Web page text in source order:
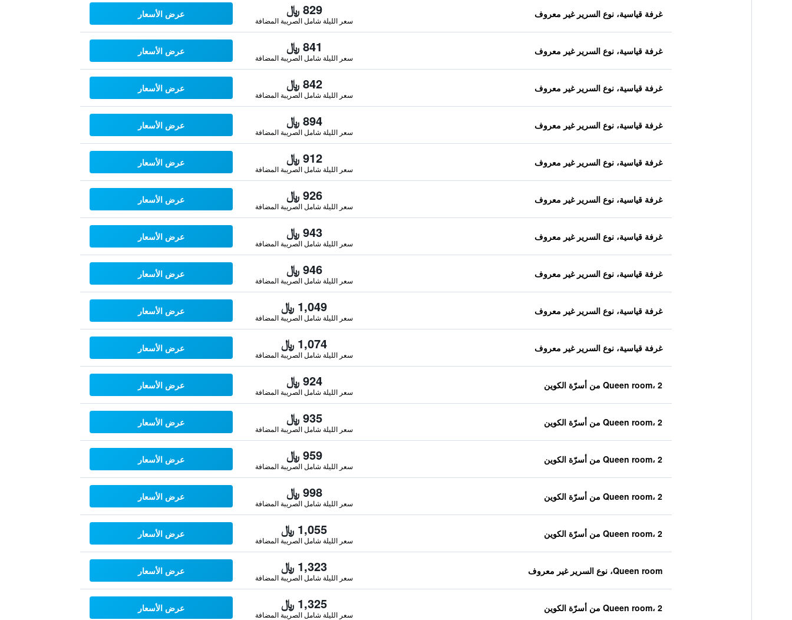
غرفة قياسية، نوع السرير غير معروف 829 ﷼
سعر الليلة شامل الصريبة المضافة
عرض الأسعار
غرفة قياسية، نوع السرير غير معروف 841 ﷼
سعر الليلة شامل الصريبة المضافة
عرض الأسعار
غرفة قياسية، نوع السرير غير معروف 842 ﷼
سعر الليلة شامل الصريبة المضافة
عرض الأسعار
غرفة قياسية، نوع السرير غير معروف 894 ﷼
سعر الليلة شامل الصريبة المضافة
عرض الأسعار
غرفة قياسية، نوع السرير غير معروف 912 ﷼
سعر الليلة شامل الصريبة المضافة
عرض الأسعار
غرفة قياسية، نوع السرير غير معروف 926 ﷼
سعر الليلة شامل الصريبة المضافة
عرض الأسعار
غرفة قياسية، نوع السرير غير معروف 943 ﷼
سعر الليلة شامل الصريبة المضافة
عرض الأسعار
غرفة قياسية، نوع السرير غير معروف 946 ﷼
سعر الليلة شامل الصريبة المضافة
عرض الأسعار
غرفة قياسية، نوع السرير غير معروف 1,049 ﷼
سعر الليلة شامل الصريبة المضافة
عرض الأسعار
غرفة قياسية، نوع السرير غير معروف 1,074 ﷼
سعر الليلة شامل الصريبة المضافة
عرض الأسعار
Queen room، 2 من أسرّة الكوين 924 ﷼
سعر الليلة شامل الصريبة المضافة
عرض الأسعار
Queen room، 2 من أسرّة الكوين 935 ﷼
سعر الليلة شامل الصريبة المضافة
عرض الأسعار
Queen room، 2 من أسرّة الكوين 959 ﷼
سعر الليلة شامل الصريبة المضافة
عرض الأسعار
Queen room، 2 من أسرّة الكوين 998 ﷼
سعر الليلة شامل الصريبة المضافة
عرض الأسعار
Queen room، 2 من أسرّة الكوين 1,055 ﷼
سعر الليلة شامل الصريبة المضافة
عرض الأسعار
Queen room، نوع السرير غير معروف 1,323 ﷼
سعر الليلة شامل الصريبة المضافة
عرض الأسعار
Queen room، 2 من أسرّة الكوين 1,325 ﷼
سعر الليلة شامل الصريبة المضافة
عرض الأسعار